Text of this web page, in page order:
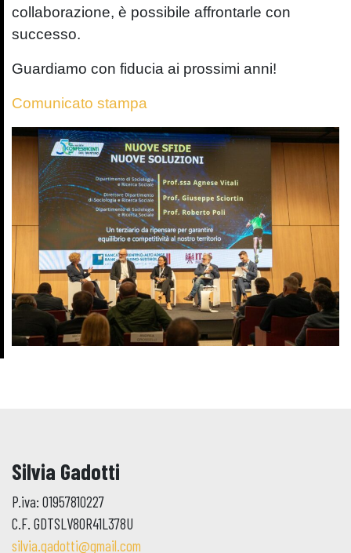
collaborazione, è possibile affrontarle con
successo.
Guardiamo con fiducia ai prossimi anni!
Comunicato stampa
Silvia Gadotti
P.iva: 01957810227
C.F. GDTSLV80R41L378U
silvia.gadotti@gmail.com